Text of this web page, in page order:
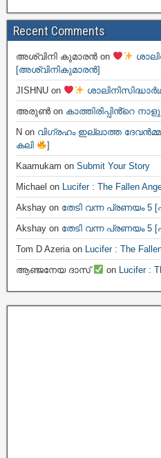
Recent Comments
അശ്വിനി കുമാരൻ on
[അശ്വിനികുമാരൻ]
JISHNU on
അരുൺon കാത്തിരിപ്പിൻ്റെ
N on വിഗ്രഹം ഇല്ലാത്ത
കലി
]
Kaamukam on Submit Your Story
Michael on Lucifer : The Fallen
Akshay on തേടി വന്ന പ്രണയം 5
Akshay on തേടി വന്ന പ്രണയം 5
Tom D Azeriaon Lucifer : The
ആഞ്ജനേയ ദാസ്
on Lucifer :